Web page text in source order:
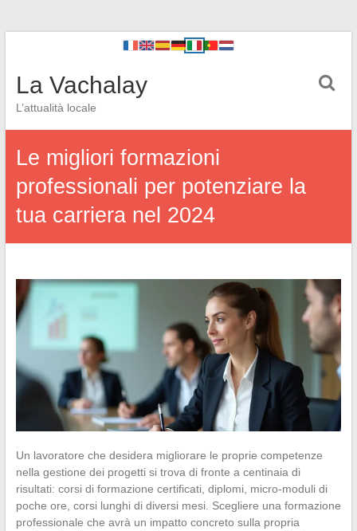
La Vachalay
L’attualità locale
Le migliori formazioni
professionali per potenziare la
tua carriera nel 2024
Un lavoratore che desidera migliorare le proprie competenze
nella gestione dei progetti si trova di fronte a centinaia di
risultati: corsi di formazione certificati, diplomi, micro-moduli di
poche ore, corsi lunghi di diversi mesi. Scegliere una formazione
professionale che avrà un impatto concreto sulla propria